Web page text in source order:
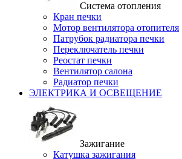
Система отопления
Кран печки
Мотор вентилятора отопителя
Патрубок радиатора печки
Переключатель печки
Реостат печки
Вентилятор салона
Радиатор печки
ЭЛЕКТРИКА И ОСВЕЩЕНИЕ
Зажигание
Катушка зажигания